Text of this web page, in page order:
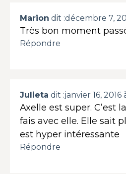
Marion dit :décembre 7,
Très bon moment
Répondre
Julieta dit :janvier 16, 2016
Axelle est super. C’est
fais avec elle. Elle sait
est hyper intéressante
Répondre